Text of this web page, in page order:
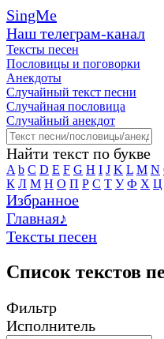
SingMe
Наш телеграм-канал
Тексты песен
Пословицы и поговорки
Анекдоты
Случайный текст песни
Случайная пословица
Случайный анекдот
Найти текст по букве
A b C D E F G H I J K L M N
К Л М Н О П Р С Т У Ф Х Ц
Избранное
Главная♪
Тексты песен
Список текстов
Фильтр
Исполнитель